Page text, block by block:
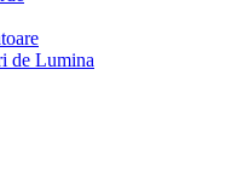
de Lumina